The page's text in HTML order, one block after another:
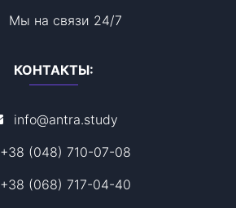
Мы на связи 24/7
КОНТАКТЫ:
info@antra.study
+38 (048) 710-07-08
+38 (068) 717-04-40